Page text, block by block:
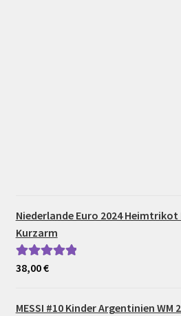
Niederlande Euro 2024 Heimtrikot
Kurzarm
Bewertet mit
38,00€
MESSI #10 Kinder Argentinien WM